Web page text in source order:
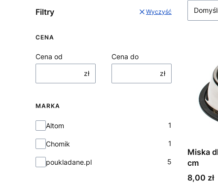
Filtry Wyczyść
CENA
Cena od
zł
Cena do
zł
MARKA
Marka
Altom 1
Chomik 1
poukladane.pl 5
Miska
cm
Cena
8,00 zł